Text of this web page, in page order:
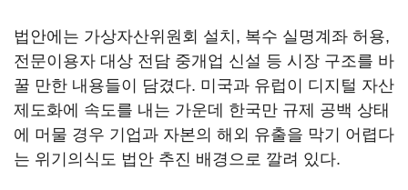
법안에는 가상자산위원회 설치, 복수 실명계좌 허용,
전문이용자 대상 전담 중개업 신설 등 시장 구조를 바
꿀 만한 내용들이 담겼다. 미국과 유럽이 디지털 자산
제도화에 속도를 내는 가운데 한국만 규제 공백 상태
에 머물 경우 기업과 자본의 해외 유출을 막기 어렵다
는 위기의식도 법안 추진 배경으로 깔려 있다.